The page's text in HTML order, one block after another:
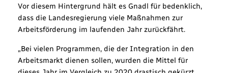
Vor diesem Hintergrund hält es Gnadl für bedenklich,
dass die Landesregierung viele Maßnahmen zur
Arbeitsförderung im laufenden Jahr zurückfährt.
„Bei vielen Programmen, die der Integration in den
Arbeitsmarkt dienen sollen, wurden die Mittel für